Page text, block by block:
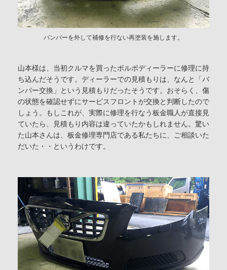
バンパーを外して補修を行ない再塗装を施します。
山本様は、当初クルマを買ったボルボディーラーに修理に持
ち込んだそうです。ディーラーでの見積もりは、なんと「バ
ンパー交換」という見積もりだったそうです。おそらく、傷
の状態を確認せずにサービスフロントが交換と判断したので
しょう。もしこれが、実際に修理を行なう板金職人が直接見
ていたら、見積もり内容は違っていたかもしれません。驚い
た山本さんは、板金修理専門店である私たちに、ご相談いた
だいた・・というわけです。